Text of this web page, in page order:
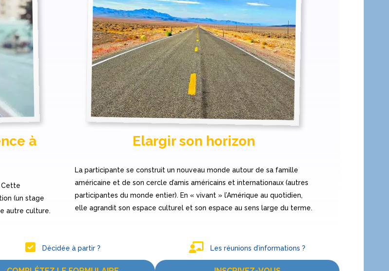
à
Cette
(un stage
autre culture.
Elargir son horizon
La participante se construit un nouveau monde autour de sa famille
américaine et de son cercle d’amis américains et internationaux (autres
participantes du monde entier). En « vivant » l’Amérique au quotidien,
elle agrandit son espace culturel et son espace au sens large du terme.
Décidée à partir ? Les réunions d’informations ?